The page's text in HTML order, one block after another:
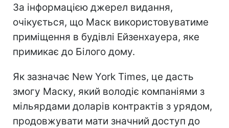
За інформацією джерел видання,
очікується, що Маск використовуватиме
приміщення в будівлі Ейзенхауера, яке
примикає до Білого дому.
Як зазначає New York Times, це дасть
змогу Маску, який володіє компаніями з
мільярдами доларів контрактів з урядом,
продовжувати мати значний доступ до